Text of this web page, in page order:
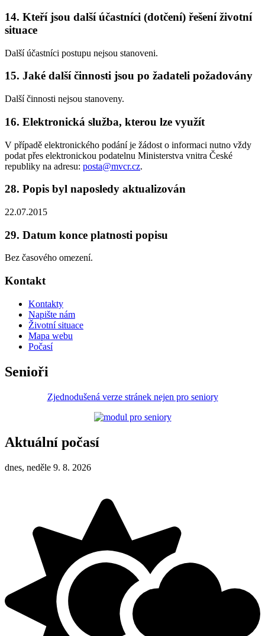
14. Kteří jsou další účastníci (dotčení) řešení životní
situace
Další účastníci postupu nejsou stanoveni.
15. Jaké další činnosti jsou po žadateli požadovány
Další činnosti nejsou stanoveny.
16. Elektronická služba, kterou lze využít
V případě elektronického podání je žádost o informaci nutno vždy
podat přes elektronickou podatelnu Ministerstva vnitra České
republiky na adresu: posta@mvcr.cz.
28. Popis byl naposledy aktualizován
22.07.2015
29. Datum konce platnosti popisu
Bez časového omezení.
Kontakt
Kontakty
Napište nám
Životní situace
Mapa webu
Počasí
Senioři
Zjednodušená verze stránek nejen pro seniory
Aktuální počasí
dnes, neděle 9. 8. 2026